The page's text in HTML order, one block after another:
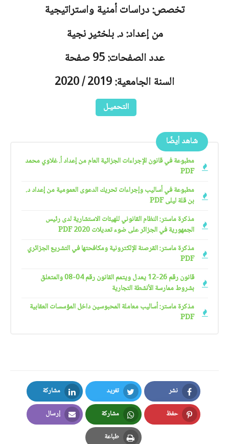
تخصص: دراسات أمنية واستراتيجية
من إعداد: د. بلخثير نجية
عدد الصفحات: 95 صفحة
السنة الجامعية: 2019 / 2020
التحميـل
شاهد أيضًا
مطبوعة في قانون الإجراءات الجزائية العام من إعداد أ. غلاوي محمد
PDF
مطبوعة في أساليب وإجراءات تحريك الدعوى العمومية من إعداد د.
بن قلة ليلى PDF
مذكرة ماستر: النظام القانوني للهيئات الاستشارية لدى رئيس
الجمهورية في الجزائر على ضوء تعديلات 2020 PDF
مذكرة ماستر: القرصنة الإلكترونية ومكافحتها في التشريع الجزائري
PDF
قانون رقم 26-12 يعدل ويتمم القانون رقم 04-08 والمتعلق
بشروط ممارسة الأنشطة التجارية
مذكرة ماستر: أساليب معاملة المحبوسين داخل المؤسسات العقابية
PDF
نشر
Facebook
تغريد
Twitter
مشاركة
LinkedIn
حفظ
Pinterest
مشاركة
Whatsapp
إرسال
Email
طباعة